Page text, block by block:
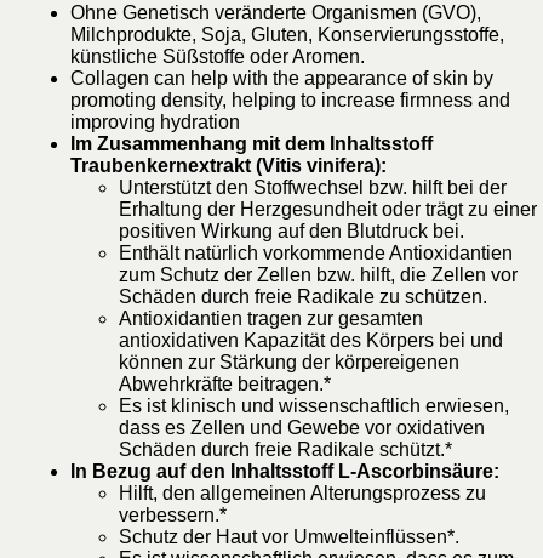
Ohne Genetisch veränderte Organismen (GVO),
Milchprodukte, Soja, Gluten, Konservierungsstoffe,
künstliche Süßstoffe oder Aromen.
Collagen can help with the appearance of skin by
promoting density, helping to increase firmness and
improving hydration
Im Zusammenhang mit dem Inhaltsstoff
Traubenkernextrakt (Vitis vinifera):
Unterstützt den Stoffwechsel bzw. hilft bei der
Erhaltung der Herzgesundheit oder trägt zu einer
positiven Wirkung auf den Blutdruck bei.
Enthält natürlich vorkommende Antioxidantien
zum Schutz der Zellen bzw. hilft, die Zellen vor
Schäden durch freie Radikale zu schützen.
Antioxidantien tragen zur gesamten
antioxidativen Kapazität des Körpers bei und
können zur Stärkung der körpereigenen
Abwehrkräfte beitragen.*
Es ist klinisch und wissenschaftlich erwiesen,
dass es Zellen und Gewebe vor oxidativen
Schäden durch freie Radikale schützt.*
In Bezug auf den Inhaltsstoff L-Ascorbinsäure:
Hilft, den allgemeinen Alterungsprozess zu
verbessern.*
Schutz der Haut vor Umwelteinflüssen*.